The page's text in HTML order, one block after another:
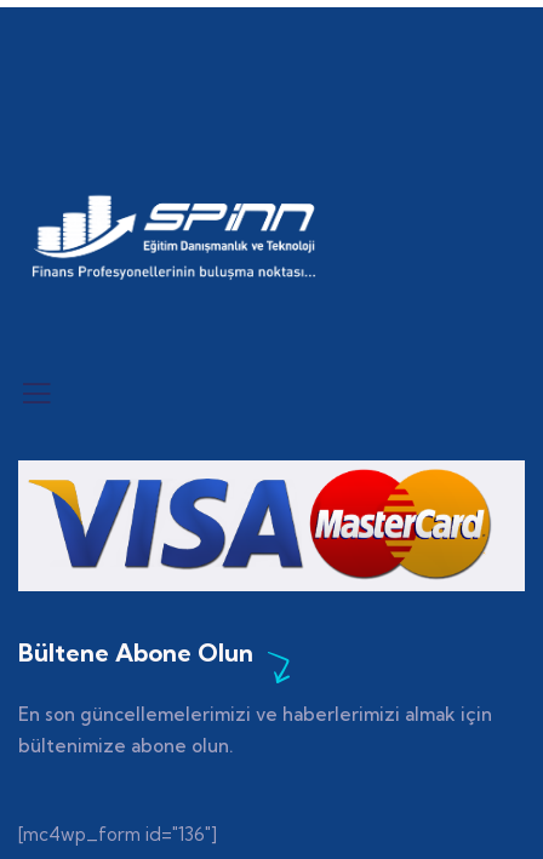
Bültene Abone Olun
En son güncellemelerimizi ve haberlerimizi almak için
bültenimize abone olun.
[mc4wp_form id="136"]